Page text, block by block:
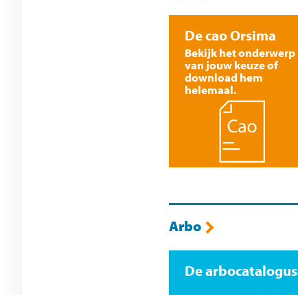
De cao Orsima
Bekijk het onderwerp
van jouw keuze of
download hem
helemaal.
Arbo
De arbocatalogus